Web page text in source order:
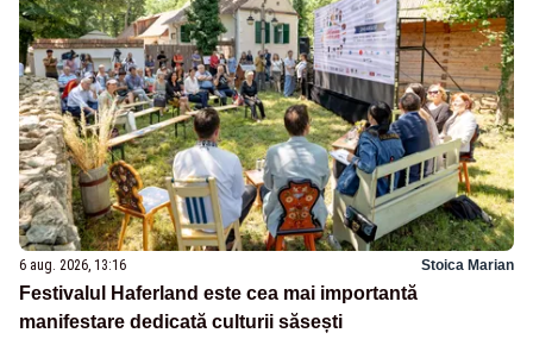
6 aug. 2026, 13:16 Stoica Marian
Festivalul Haferland este cea mai importantă
manifestare dedicată culturii săsești